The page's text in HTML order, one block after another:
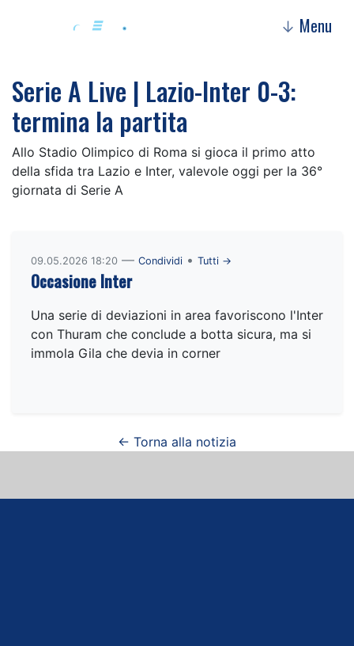
↓ Menu
Serie A Live | Lazio-Inter 0-3:
termina la partita
Allo Stadio Olimpico di Roma si gioca il primo atto
della sfida tra Lazio e Inter, valevole oggi per la 36°
giornata di Serie A
09.05.2026 18:20 — Condividi • Tutti →
Occasione Inter
Una serie di deviazioni in area favoriscono l'Inter
con Thuram che conclude a botta sicura, ma si
immola Gila che devia in corner
← Torna alla notizia